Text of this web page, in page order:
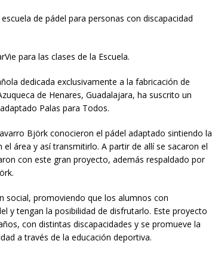
de pádel para personas con discapacidad
para las clases de la Escuela.
dedicada exclusivamente a la fabricación de
de Henares, Guadalajara, ha suscrito un
Palas para Todos.
Björk conocieron el pádel adaptado sintiendo la
área y así transmitirlo. A partir de allí se sacaron el
con este gran proyecto, además respaldado por
social, promoviendo que los alumnos con
y tengan la posibilidad de disfrutarlo. Este proyecto
con distintas discapacidades y se promueve la
a través de la educación deportiva.